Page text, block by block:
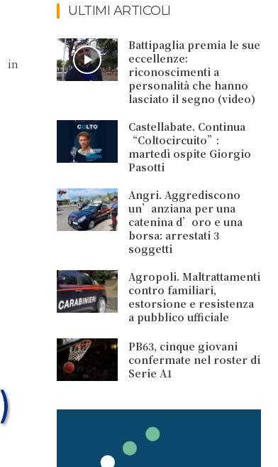
in
ULTIMI ARTICOLI
Battipaglia premia le sue
eccellenze:
riconoscimenti a
personalità che hanno
lasciato il segno (video)
Castellabate. Continua
“Coltocircuito”:
martedì ospite Giorgio
Pasotti
Angri. Aggrediscono
un’anziana per una
catenina d’oro e una
borsa: arrestati 3
soggetti
Agropoli. Maltrattamenti
contro familiari,
estorsione e resistenza
a pubblico ufficiale
PB63, cinque giovani
confermate nel roster di
Serie A1